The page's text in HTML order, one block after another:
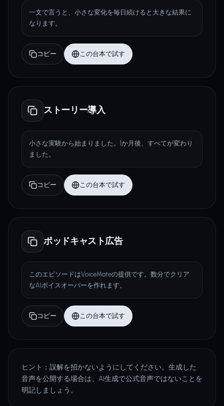
一文で言うと、小さな変化を毎日続けると大きな結果に
なります。
コピー この台本で試す
ストーリー導入
小さな実験から始まりました。1か月後、すべてが変わり
ました。
コピー この台本で試す
ポッドキャスト広告
このエピソードはVoiceMateの提供です。数分でクリア
なAIボイスオーバーを作れます。
コピー この台本で試す
ヒント：誤解を招かないようにしてください。生成した
音声を公開する場合は、AI生成で公式音声ではないことを
明記しましょう。